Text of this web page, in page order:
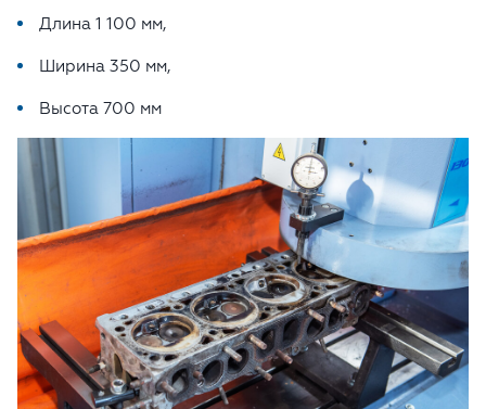
Длина 1 100 мм,
Ширина 350 мм,
Высота 700 мм